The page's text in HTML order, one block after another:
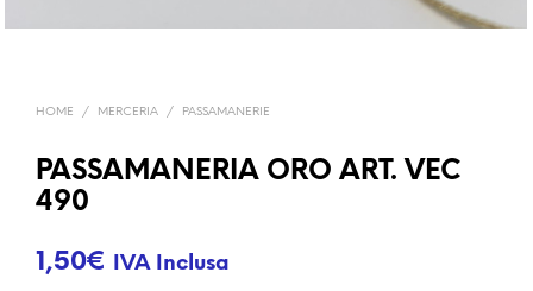
HOME / MERCERIA / PASSAMANERIE
PASSAMANERIA ORO ART. VEC
490
1,50€ IVA Inclusa